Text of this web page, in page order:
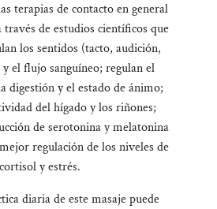
terapias de contacto en general
de estudios científicos que
los sentidos (tacto, audición,
el flujo sanguíneo; regulan el
digestión y el estado de ánimo;
del hígado y los riñones;
de serotonina y melatonina
regulación de los niveles de
cortisol y estrés.
diaria de este masaje puede